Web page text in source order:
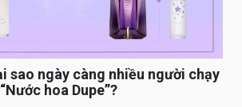
sao ngày càng nhiều người chạy
hoa Dupe”?